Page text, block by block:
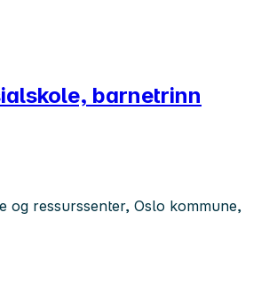
barnetrinn
og ressurssenter, Oslo kommune,